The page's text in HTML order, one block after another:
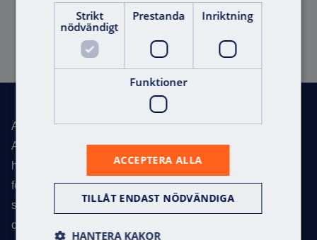
Axema – Total Access
Axema utvecklar passersystem för flerbostadshus, kontor,
handel, industrifastigheter, offentliga lokaler, skolor och
förskolor. Med över 30 år i branschen har vi etablerat oss
som en av Skandinaviens ledande experter inom vårt
område.
Strikt
nödvändigt
Prestanda Inriktning
Funktioner
ACCEPTERA ALLA
TILLÅT ENDAST NÖDVÄNDIGA
HANTERA KAKOR